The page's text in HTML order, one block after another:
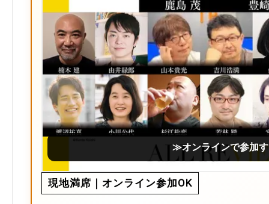
≫オンラインで参加
現地満席｜オンライン参加OK